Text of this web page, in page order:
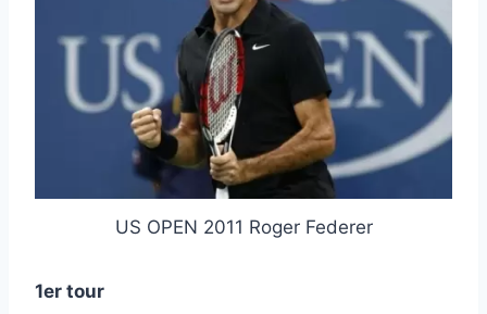
US OPEN 2011 Roger Federer
1er tour